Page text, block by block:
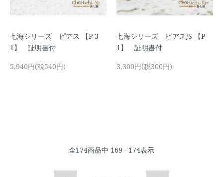
七海シリーズ ピアス 【P-3
1】 証明書付
5,940円(税540円)
七海シリーズ ピアス/S 【P-
1】 証明書付
3,300円(税300円)
全174商品中 169 - 174表示